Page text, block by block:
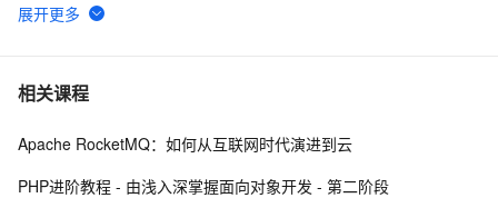
6 PHP时间
7 PHP设计模式：单例模式
8 《PHP对象、模式与实践》之高级特性
相关课程
Apache RocketMQ：如何从互联网时代演进到云
PHP进阶教程 - 由浅入深掌握面向对象开发 - 第二阶段